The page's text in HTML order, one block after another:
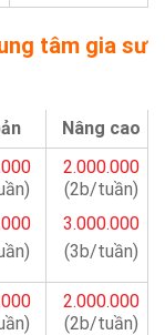
tâm gia sư
Nâng cao
2.000.000
(2b/tuần)
3.000.000
(3b/tuần)
2.000.000
(2b/tuần)